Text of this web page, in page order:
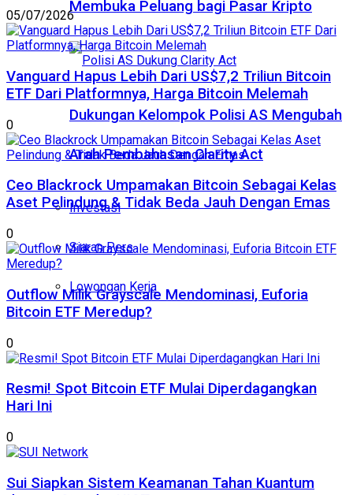
Membuka Peluang bagi Pasar Kripto
Dukungan Kelompok Polisi AS Mengubah
Arah Pembahasan Clarity Act
Investasi
Siaran Pers
Lowongan Kerja
05/07/2026
Vanguard Hapus Lebih Dari US$7,2 Triliun Bitcoin
ETF Dari Platformnya, Harga Bitcoin Melemah
0
Ceo Blackrock Umpamakan Bitcoin Sebagai Kelas
Aset Pelindung & Tidak Beda Jauh Dengan Emas
0
Outflow Milik Grayscale Mendominasi, Euforia
Bitcoin ETF Meredup?
0
Resmi! Spot Bitcoin ETF Mulai Diperdagangkan
Hari Ini
0
Sui Siapkan Sistem Keamanan Tahan Kuantum